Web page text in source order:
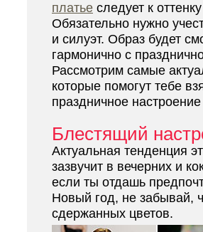
платье следует к
Обязательно нужно
и силуэт. Образ будет
гармонично с
Рассмотрим самые
которые помогут тебе
праздничное
Блестящий
Актуальная тенденция
зазвучит в вечерних и
если ты отдашь
Новый год, не забывай,
сдержанных цветов.